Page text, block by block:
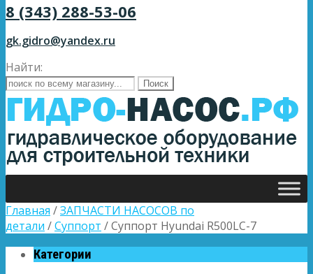
8 (343) 288-53-06
gk.gidro@yandex.ru
Найти:
Главная /ЗАПЧАСТИ НАСОСОВ по
детали /Суппорт / Суппорт Hyundai R500LC-7
Категории